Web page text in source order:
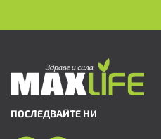
ПОСЛЕДВАЙТЕ НИ